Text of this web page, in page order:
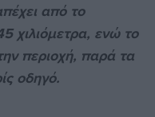
από το
χιλιόμετρα, ενώ το
περιοχή, παρά τα
οδηγό.